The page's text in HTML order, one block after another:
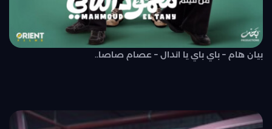
بيان هام – باي باي يا اندال – عصام صاصا..